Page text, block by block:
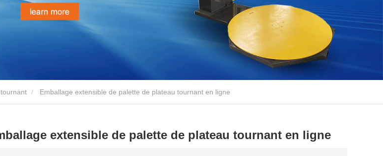
Emballage extensible de palette de plateau tournant en ligne
extensible de palette de plateau tournant en ligne